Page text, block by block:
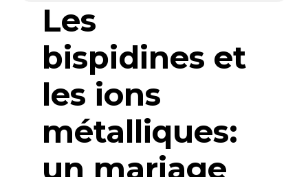
Les
bispidines et
les ions
métalliques:
un mariage